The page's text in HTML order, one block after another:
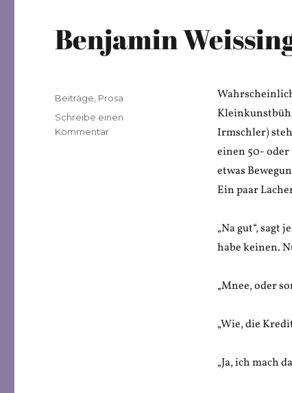
Benjamin
Irmschler)
einen 50-
etwas
Ein paar
„Na gut“, sagt
habe keinen.
„Mnee, oder
„Wie, die
„Ja, ich mach
Veröffentlicht
am
Kategorien
Beiträge Prosa
Schreibe einen
Kommentarzu